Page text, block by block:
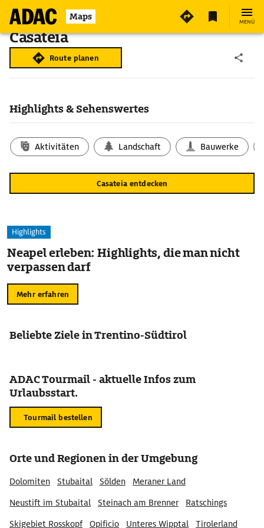
Maps MENÜ
Casateia
Route planen
Highlights & Sehenswertes
Aktivitäten Landschaft Bauwerke
Casateia entdecken
Highlights
Neapel erleben: Highlights, die man nicht
verpassen darf
Mehr erfahren
Beliebte Ziele in Trentino-Südtirol
ADAC Tourmail - aktuelle Infos zum
Urlaubsstart.
Tourmail bestellen
Orte und Regionen in der Umgebung
Dolomiten Stubaital Sölden
Meraner Land
Neustift im Stubaital
Steinach am Brenner
Ratschings
Skigebiet Rosskopf
Opificio Unteres Wipptal Tirolerland